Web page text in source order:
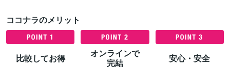
ココナラのメリット
比較してお得
オンラインで
完結
安心・安全